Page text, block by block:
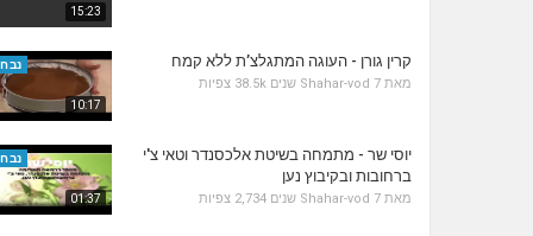
15:23
10:17
קרין גורן - העוגה המתגלצ’ת ללא קמח
מאת Shahar-vod 7 שנים 38.5k צפיות
01:37
יוסי שר - מתמחה בשיטת אלכסנדר וטאי צ'י
ברחובות ובקיבוץ נען
מאת Shahar-vod 7 שנים 2,734 צפיות